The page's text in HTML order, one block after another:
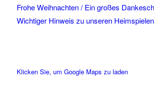
Frohe Weihnachten / Ein großes
Wichtiger Hinweis zu unseren Heimspielen
Klicken Sie, um Google Maps zu laden